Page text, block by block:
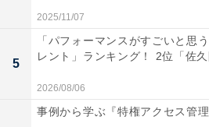
2025/11/07
5
「パフォーマンスがすごいと思
レント」ランキング！ 2位「佐久
2026/08/06
事例から学ぶ『特権アクセス管理